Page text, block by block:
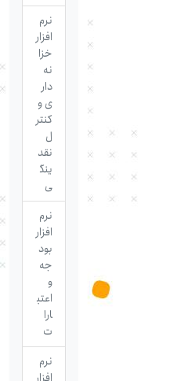
نرم
افزار
خزا
نه
دار
ی و
کنتر
نقد
ینگ
ی
نرم
افزار
بود
جه
اعتب
ارا
ت
نرم